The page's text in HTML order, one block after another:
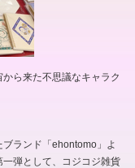
ら来た不思議なキャラク
ランド「 ehontomo 」よ
弾として、コジコジ雑貨